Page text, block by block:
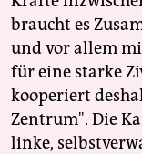
braucht es
und vor allem
für eine starke
kooperiert
Zentrum". Die
linke,